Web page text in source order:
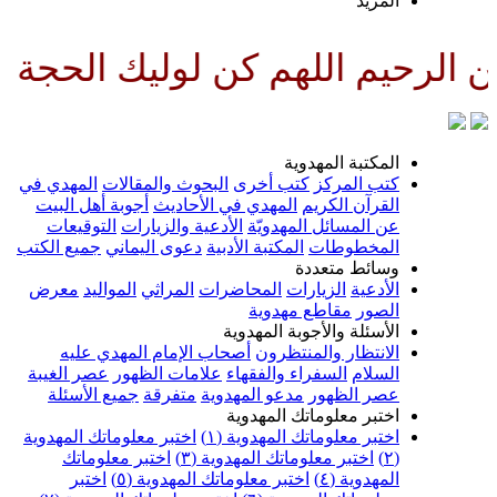
كن لوليك الحجة بن الحسن
المهدوية
كتب أخرى البحوث والمقالات المهدي في
المهدي في الأحاديث أجوبة أهل البيت
المسائل المهدويّة الأدعية والزيارات التوقيعات
المكتبة الأدبية دعوى اليماني جميع الكتب
متعددة
الزيارات المحاضرات المراثي المواليد معرض
مقاطع مهدوية
والأجوبة المهدوية
والمنتظرون أصحاب الإمام المهدي عليه
السفراء والفقهاء علامات الظهور عصر الغيبة
مدعو المهدوية متفرقة جميع الأسئلة
معلوماتك المهدوية
معلوماتك المهدوية (١)
اختبر معلوماتك المهدوية
اختبر معلوماتك المهدوية (٣)
اختبر معلوماتك
اختبر معلوماتك المهدوية (٥)
اختبر